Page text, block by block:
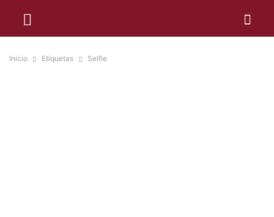
Inicio Etiquetas Selfie